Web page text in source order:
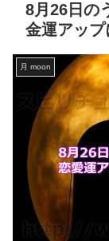
8月26日の
金運アップ
月 moon